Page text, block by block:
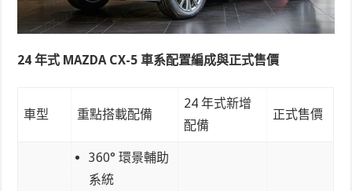
24 年式 MAZDA CX-5 車系配置編成與正式售價
車型 重點搭載配備
24 年式新增
配備
正式售價
360° 環景輔助
系統